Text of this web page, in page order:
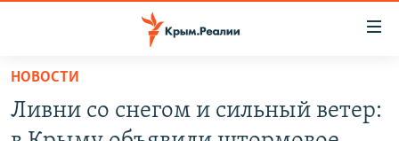
Вернуться
основному
содержанию
НОВОСТИ
Ливни со снегом и сильный ветер: